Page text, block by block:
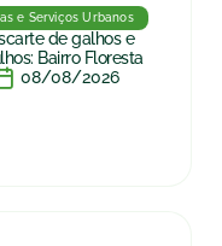
e Serviços Urbanos
de galhos e
Bairro Floresta
08/08/2026